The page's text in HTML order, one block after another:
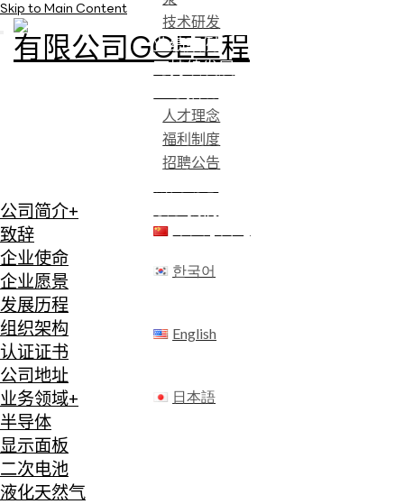
Skip to Main Content
公司简介+
致辞
企业使命
企业愿景
发展历程
组织架构
认证证书
公司地址
业务领域+
半导体
显示面板
二次电池
液化天然气
技术研发
业绩案例
人才理念
福利制度
招聘公告
한국어
English
日本語